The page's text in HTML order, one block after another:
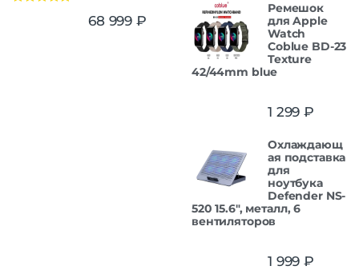
68 999 ₽
Ремешок
для Apple
Watch
Coblue BD-23
Texture
42/44mm blue
1 299 ₽
Охлаждающ
ая подставка
для
ноутбука
Defender NS-
520 15.6", металл, 6
вентиляторов
1 999 ₽